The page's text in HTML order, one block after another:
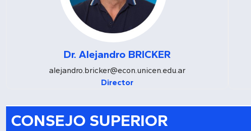
Dr. Alejandro BRICKER
alejandro.bricker@econ.unicen.edu.ar
Director
CONSEJO SUPERIOR